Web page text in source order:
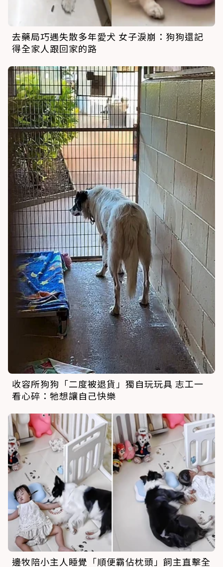
去藥局巧遇失散多年愛犬 女子淚崩：狗狗還記
得全家人跟回家的路
收容所狗狗「二度被退貨」獨自玩玩具 志工一
看心碎：牠想讓自己快樂
邊牧陪小主人睡覺「順便霸佔枕頭」飼主直擊全